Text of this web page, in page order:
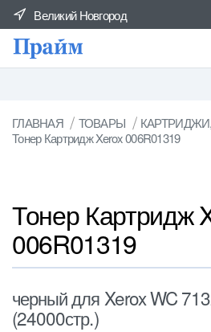
Великий Новгород
ГЛАВНАЯ ТОВАРЫ
Тонер Картридж Xerox 006R01319
Тонер Картридж
006R01319
черный для Xerox WC
(24000стр.)